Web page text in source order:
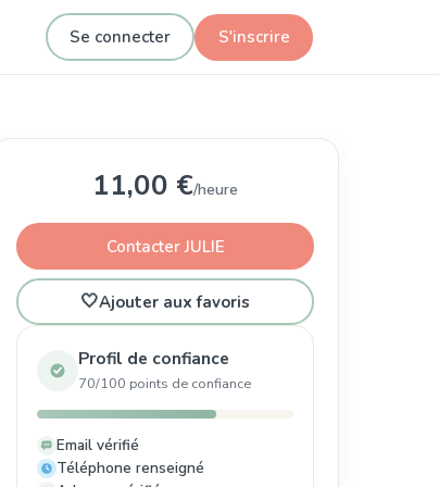
Se connecter S'inscrire
11,00 €/heure
Contacter JULIE
🤍Ajouter aux favoris
Profil de confiance
70/100 points de confiance
Email vérifié
Téléphone renseigné